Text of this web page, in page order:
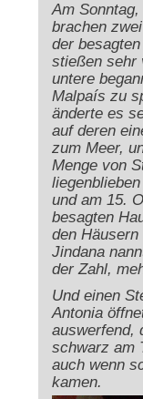
Am
brachen
der
stießen sehr
untere
Malpaís zu
änderte es
auf deren
zum Meer,
Menge von
und am 15.
besagten
den
Jindana
der Zahl,
Und einen
Antonia
auswerfend,
schwarz am
auch wenn
kamen.